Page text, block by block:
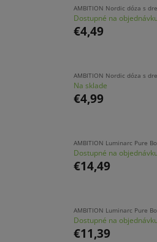
AMBITION Nordic dóza s
Dostupné na
€4,49
AMBITION Nordic dóza s
Na sklade
€4,99
AMBITION Luminarc Pure
Dostupné na
€14,49
AMBITION Luminarc Pure
Dostupné na
€11,39